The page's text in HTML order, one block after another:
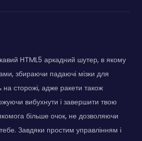
HTML5 аркадний шутер, в якому
збираючи падаючі мізки для
сторожі, адже ракети також
вибухнути і завершити твою
більше очок, не дозволяючи
Завдяки простим управлінням і